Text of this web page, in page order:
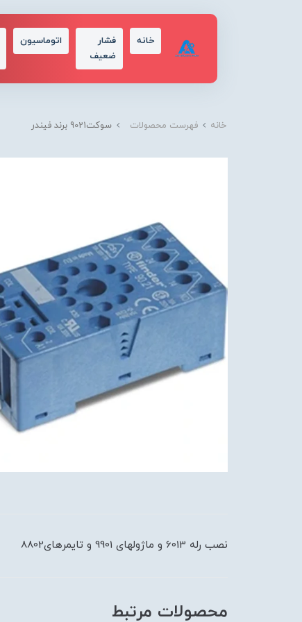
خانه
فشار
ضعیف
اتوماسیون
خانه فهرست محصولات سوكت9021 برند فیندر
نصب رله 6013 و ماژولهای 9901 و تايمرهای8802
محصولات مرتبط